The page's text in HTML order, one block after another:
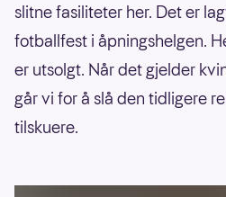
slitne fasiliteter her. Det er
fotballfest i åpningshelgen.
er utsolgt. Når det gjelder
går vi for å slå den tidligere
tilskuere.